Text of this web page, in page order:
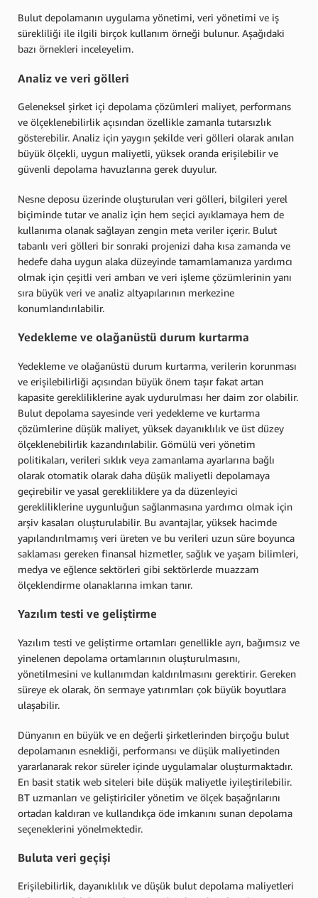
Bulut depolamanın uygulama yönetimi, veri yönetimi ve iş
sürekliliği ile ilgili birçok kullanım örneği bulunur. Aşağıdaki
bazı örnekleri inceleyelim.
Analiz ve veri gölleri
Geleneksel şirket içi depolama çözümleri maliyet, performans
ve ölçeklenebilirlik açısından özellikle zamanla tutarsızlık
gösterebilir. Analiz için yaygın şekilde veri gölleri olarak anılan
büyük ölçekli, uygun maliyetli, yüksek oranda erişilebilir ve
güvenli depolama havuzlarına gerek duyulur.
Nesne deposu üzerinde oluşturulan veri gölleri, bilgileri yerel
biçiminde tutar ve analiz için hem seçici ayıklamaya hem de
kullanıma olanak sağlayan zengin meta veriler içerir. Bulut
tabanlı veri gölleri bir sonraki projenizi daha kısa zamanda ve
hedefe daha uygun alaka düzeyinde tamamlamanıza yardımcı
olmak için çeşitli veri ambarı ve veri işleme çözümlerinin yanı
sıra büyük veri ve analiz altyapılarının merkezine
konumlandırılabilir.
Yedekleme ve olağanüstü durum kurtarma
Yedekleme ve olağanüstü durum kurtarma, verilerin korunması
ve erişilebilirliği açısından büyük önem taşır fakat artan
kapasite gerekliliklerine ayak uydurulması her daim zor olabilir.
Bulut depolama sayesinde veri yedekleme ve kurtarma
çözümlerine düşük maliyet, yüksek dayanıklılık ve üst düzey
ölçeklenebilirlik kazandırılabilir. Gömülü veri yönetim
politikaları, verileri sıklık veya zamanlama ayarlarına bağlı
olarak otomatik olarak daha düşük maliyetli depolamaya
geçirebilir ve yasal gerekliliklere ya da düzenleyici
gerekliliklerine uygunluğun sağlanmasına yardımcı olmak için
arşiv kasaları oluşturulabilir. Bu avantajlar, yüksek hacimde
yapılandırılmamış veri üreten ve bu verileri uzun süre boyunca
saklaması gereken finansal hizmetler, sağlık ve yaşam bilimleri,
medya ve eğlence sektörleri gibi sektörlerde muazzam
ölçeklendirme olanaklarına imkan tanır.
Yazılım testi ve geliştirme
Yazılım testi ve geliştirme ortamları genellikle ayrı, bağımsız ve
yinelenen depolama ortamlarının oluşturulmasını,
yönetilmesini ve kullanımdan kaldırılmasını gerektirir. Gereken
süreye ek olarak, ön sermaye yatırımları çok büyük boyutlara
ulaşabilir.
Dünyanın en büyük ve en değerli şirketlerinden birçoğu bulut
depolamanın esnekliği, performansı ve düşük maliyetinden
yararlanarak rekor süreler içinde uygulamalar oluşturmaktadır.
En basit statik web siteleri bile düşük maliyetle iyileştirilebilir.
BT uzmanları ve geliştiriciler yönetim ve ölçek başağrılarını
ortadan kaldıran ve kullandıkça öde imkanını sunan depolama
seçeneklerini yönelmektedir.
Buluta veri geçişi
Erişilebilirlik, dayanıklılık ve düşük bulut depolama maliyetleri